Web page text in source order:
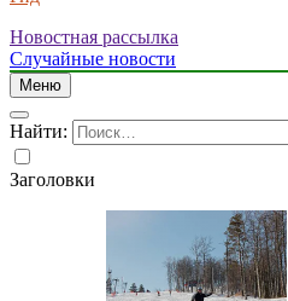
Новостная рассылка
Случайные новости
Меню
Найти:
Заголовки